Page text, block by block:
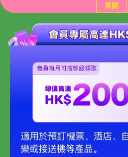
展開